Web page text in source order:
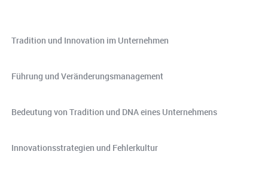
️ Tradition und Innovation im Unternehmen
️ Führung und Veränderungsmanagement
️ Bedeutung von Tradition und DNA eines Unternehmens
️ Innovationsstrategien und Fehlerkultur